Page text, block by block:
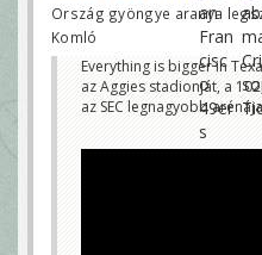
Ország gyöngye aranya
Komló
Everything is bigger in
az Aggies stadionját, a
az SEC legnagyobb